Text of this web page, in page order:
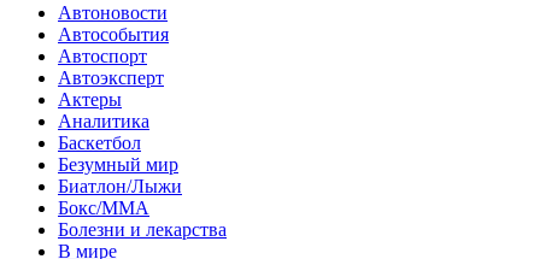
Автоновости
Автособытия
Автоспорт
Автоэксперт
Актеры
Аналитика
Баскетбол
Безумный мир
Биатлон/Лыжи
Бокс/MMA
Болезни и лекарства
В мире